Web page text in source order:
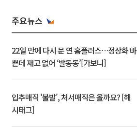
주요뉴스
22일 만에 다시 문 연 홈플러스…정상화 바
쁜데 재고 없어 ‘발동동’[가보니]
입추매직 '불발', 처서매직은 올까요? [해
시태그]